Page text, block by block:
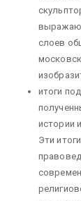
слоев
итоги
истории
Эти